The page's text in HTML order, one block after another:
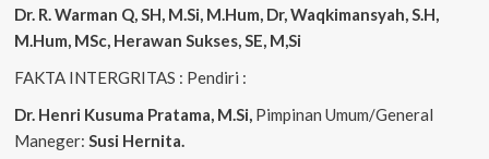
Dr. R. Warman Q, SH, M.Si, M.Hum, Dr, Waqkimansyah, S.H,
M.Hum, MSc, Herawan Sukses, SE, M,Si
FAKTA INTERGRITAS : Pendiri :
Dr. Henri Kusuma Pratama, M.Si, Pimpinan Umum/General
Maneger: Susi Hernita.